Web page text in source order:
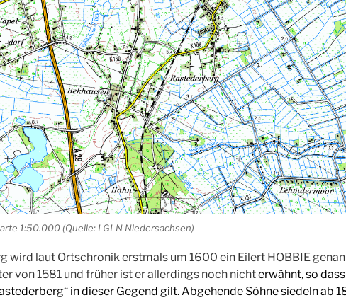
1:50.000 (Quelle: LGLN Niedersachsen)
wird laut Ortschronik erstmals um 1600 ein Eilert HOBBIE
von 1581 und früher ist er allerdings noch nichterwähnt, so
in dieser Gegend gilt.Abgehende Söhne siedeln ab